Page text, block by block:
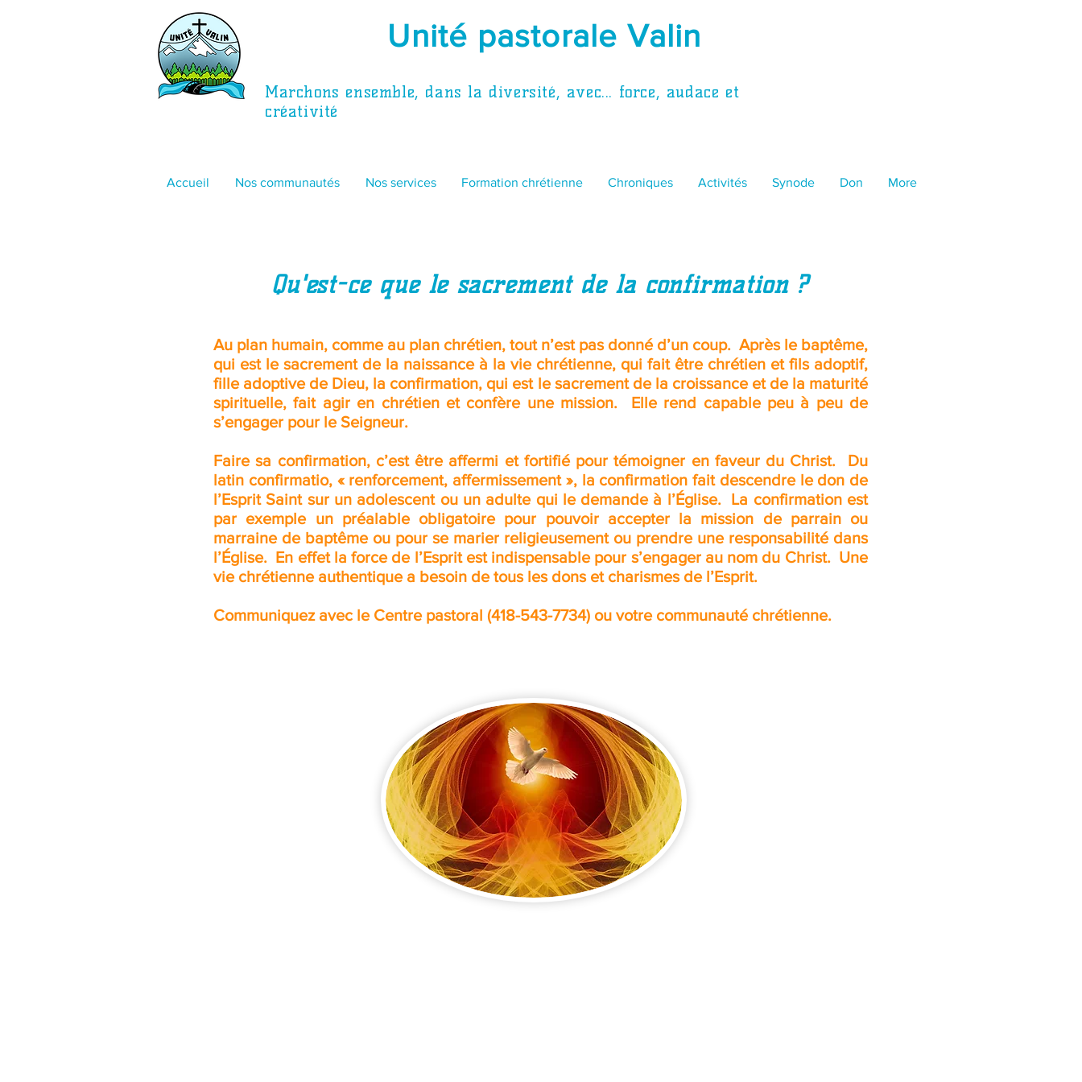
Unité pastorale Valin
Marchons ensemble, dans la diversité, avec... force, audace et
créativité
Accueil Nos communautés Nos services Formation chrétienne Chroniques Activités Synode Don More
Qu'est-ce que le sacrement de la confirmation ?
Au plan humain, comme au plan chrétien, tout n’est pas donné d’un coup. Après le baptême,
qui est le sacrement de la naissance à la vie chrétienne, qui fait être chrétien et fils adoptif,
fille adoptive de Dieu, la confirmation, qui est le sacrement de la croissance et de la maturité
spirituelle, fait agir en chrétien et confère une mission. Elle rend capable peu à peu de
s’engager pour le Seigneur.
Faire sa confirmation, c’est être affermi et fortifié pour témoigner en faveur du Christ. Du
latin confirmatio, « renforcement, affermissement », la confirmation fait descendre le don de
l’Esprit Saint sur un adolescent ou un adulte qui le demande à l’Église. La confirmation est
par exemple un préalable obligatoire pour pouvoir accepter la mission de parrain ou
marraine de baptême ou pour se marier religieusement ou prendre une responsabilité dans
l’Église. En effet la force de l’Esprit est indispensable pour s’engager au nom du Christ. Une
vie chrétienne authentique a besoin de tous les dons et charismes de l’Esprit.
Communiquez avec le Centre pastoral (418-543-7734) ou votre communauté chrétienne.